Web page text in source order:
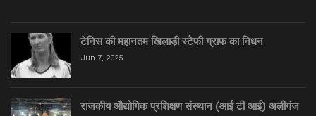
टेनिस की महानतम खिलाड़ी स्टेफी ग्राफ का निधन
Jun 7, 2025
राजकीय औद्योगिक प्रशिक्षण संस्थान (आई टी आई) अलीगंज